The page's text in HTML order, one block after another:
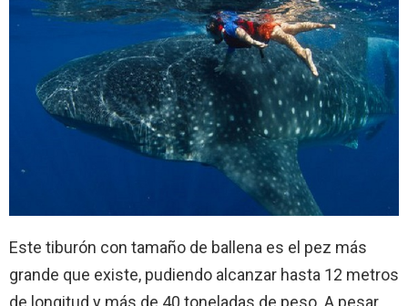
Este tiburón con tamaño de ballena es el pez más
grande que existe, pudiendo alcanzar hasta 12 metros
de longitud y más de 40 toneladas de peso. A pesar